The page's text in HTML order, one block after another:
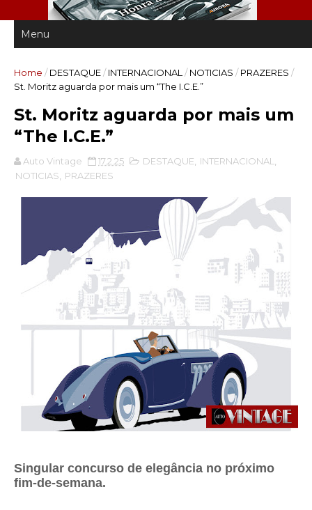
Home / DESTAQUE/ INTERNACIONAL / NOTICIAS / PRAZERES /
St. Moritz aguarda por mais um “The I.C.E.”
St. Moritz aguarda por mais um
“The I.C.E.”
Auto Vintage 17.2.25 DESTAQUE INTERNACIONAL
NOTICIAS
PRAZERES
Singular concurso de elegância no próximo
fim-de-semana.